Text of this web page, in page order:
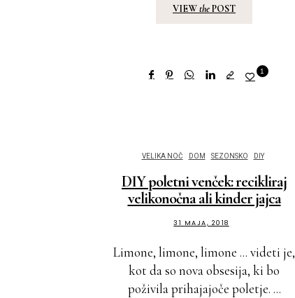
VIEWthePOST
1
VELIKA NOČ DOM SEZONSKO DIY
DIY poletni venček: recikliraj
velikonočna ali kinder jajca
31 MAJA, 2018
Limone, limone, limone ... videti je,
kot da so nova obsesija, ki bo
poživila prihajajoče poletje. ...